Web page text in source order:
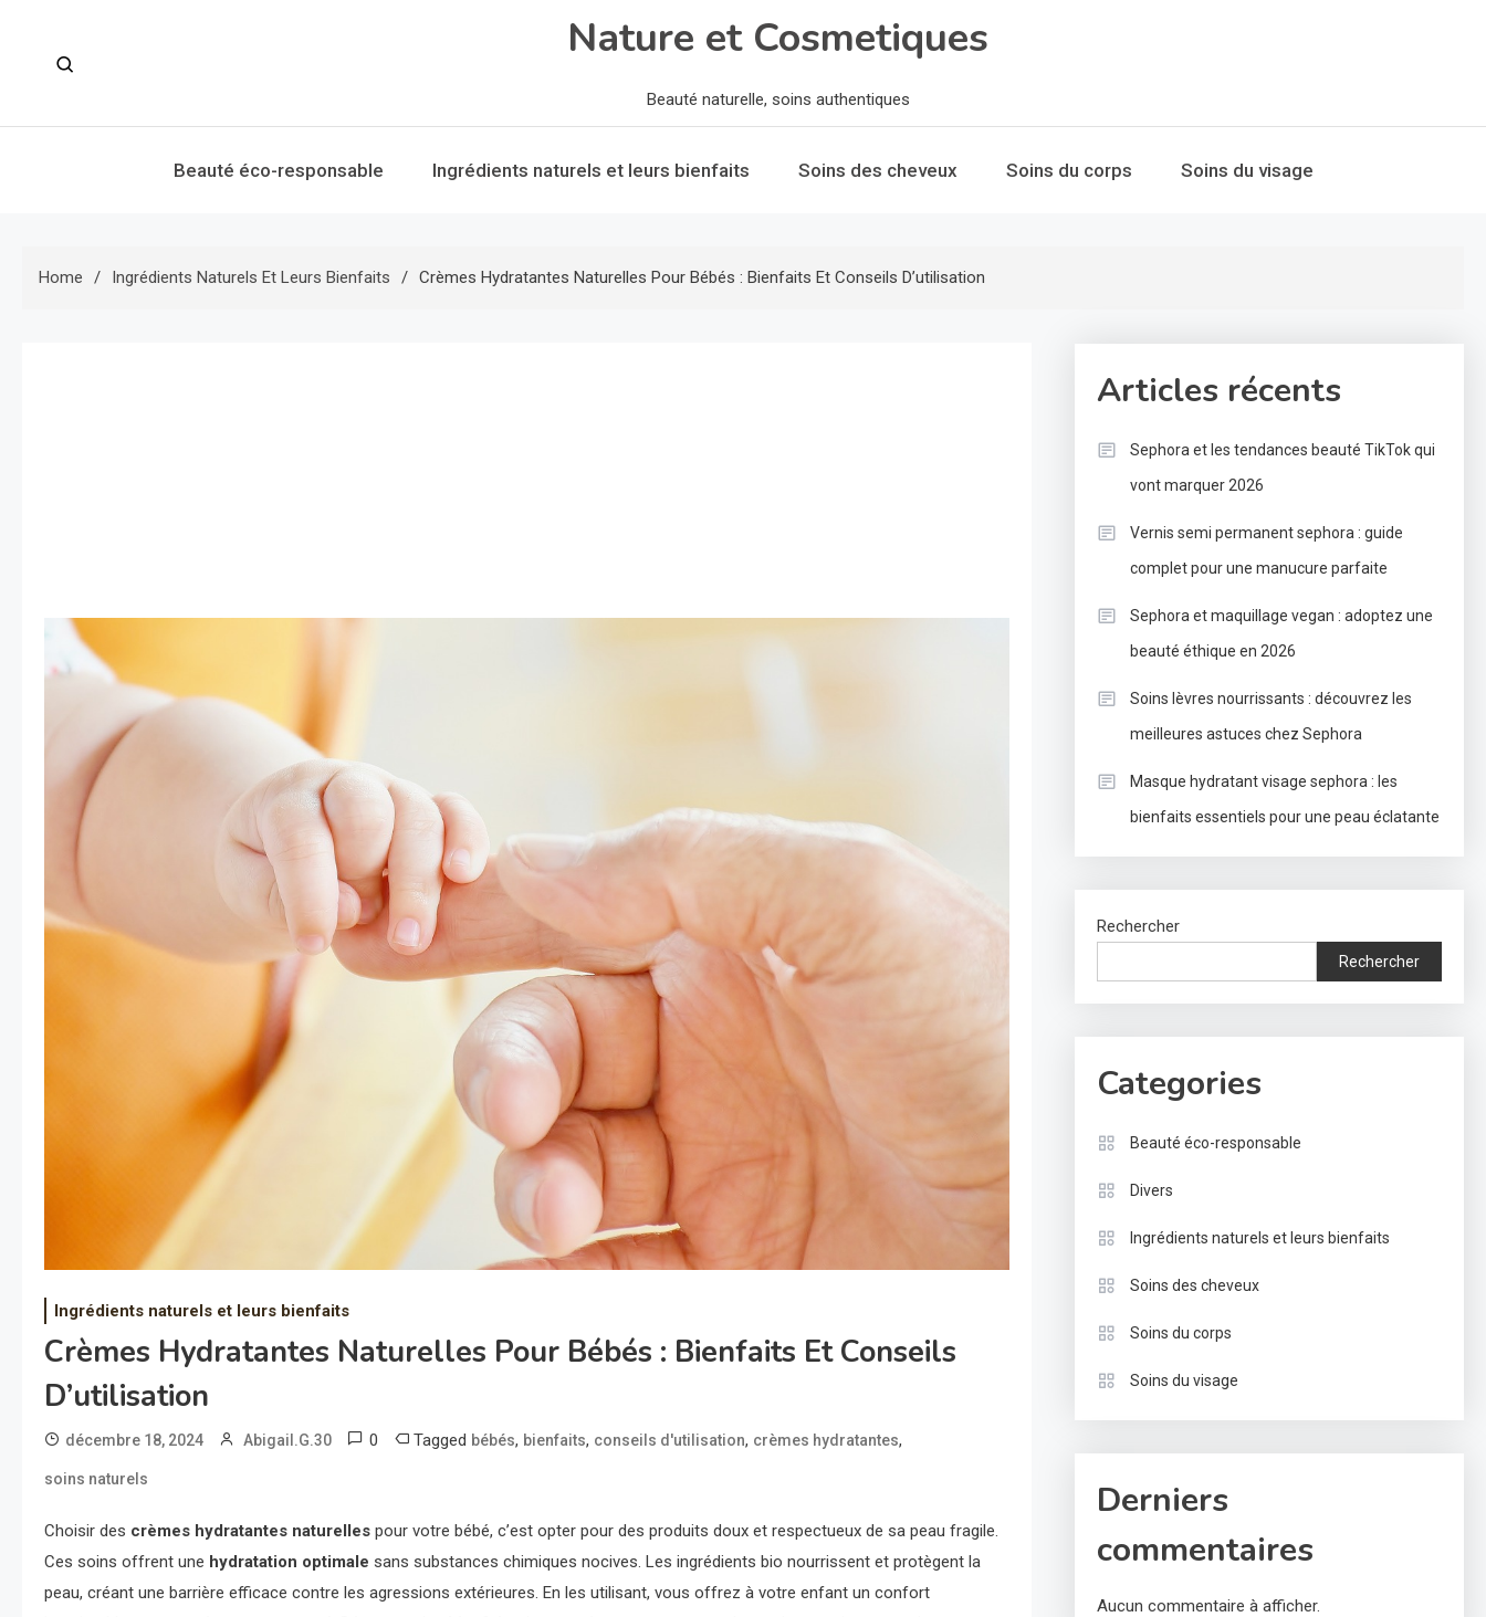
Nature et Cosmetiques
Beauté naturelle, soins authentiques
Beauté éco-responsable Ingrédients naturels et leurs bienfaits Soins des cheveux Soins du corps Soins du visage
Home Ingrédients Naturels Et Leurs Bienfaits Crèmes Hydratantes Naturelles Pour Bébés : Bienfaits Et Conseils D’utilisation
Ingrédients naturels et leurs bienfaits
Crèmes Hydratantes Naturelles Pour Bébés : Bienfaits Et Conseils
D’utilisation
décembre 18, 2024 Abigail.G.30 0 Tagged bébés, bienfaits, conseils d'utilisation, crèmes hydratantes,
soins naturels
Choisir des crèmes hydratantes naturelles pour votre bébé, c’est opter pour des produits doux et respectueux de sa peau fragile.
Ces soins offrent une hydratation optimale sans substances chimiques nocives. Les ingrédients bio nourrissent et protègent la
peau, créant une barrière efficace contre les agressions extérieures. En les utilisant, vous offrez à votre enfant un confort
Articles récents
Sephora et les tendances beauté TikTok qui
vont marquer 2026
Vernis semi permanent sephora : guide
complet pour une manucure parfaite
Sephora et maquillage vegan : adoptez une
beauté éthique en 2026
Soins lèvres nourrissants : découvrez les
meilleures astuces chez Sephora
Masque hydratant visage sephora : les
bienfaits essentiels pour une peau éclatante
Rechercher
Rechercher
Categories
Beauté éco-responsable
Divers
Ingrédients naturels et leurs bienfaits
Soins des cheveux
Soins du corps
Soins du visage
Derniers
commentaires
Aucun commentaire à afficher.